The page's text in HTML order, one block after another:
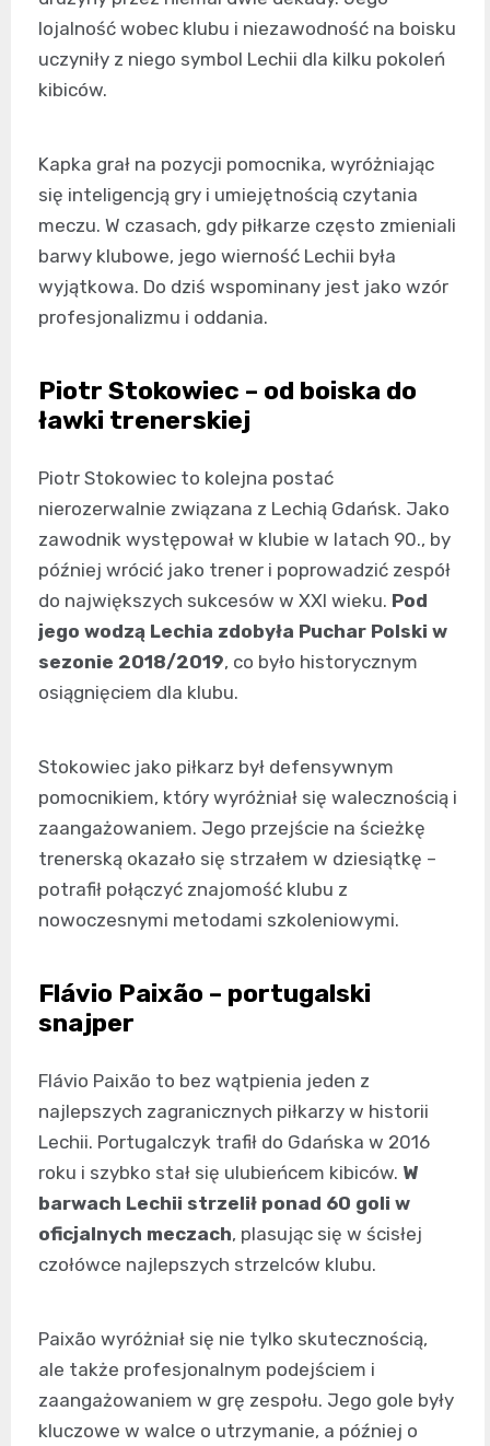
lojalność wobec klubu i niezawodność na boisku
uczyniły z niego symbol Lechii dla kilku pokoleń
kibiców.
Kapka grał na pozycji pomocnika, wyróżniając
się inteligencją gry i umiejętnością czytania
meczu. W czasach, gdy piłkarze często zmieniali
barwy klubowe, jego wierność Lechii była
wyjątkowa. Do dziś wspominany jest jako wzór
profesjonalizmu i oddania.
Piotr Stokowiec – od boiska do
ławki trenerskiej
Piotr Stokowiec to kolejna postać
nierozerwalnie związana z Lechią Gdańsk. Jako
zawodnik występował w klubie w latach 90., by
później wrócić jako trener i poprowadzić zespół
do największych sukcesów w XXI wieku. Pod
jego wodzą Lechia zdobyła Puchar Polski w
sezonie 2018/2019, co było historycznym
osiągnięciem dla klubu.
Stokowiec jako piłkarz był defensywnym
pomocnikiem, który wyróżniał się walecznością i
zaangażowaniem. Jego przejście na ścieżkę
trenerską okazało się strzałem w dziesiątkę –
potrafił połączyć znajomość klubu z
nowoczesnymi metodami szkoleniowymi.
Flávio Paixão – portugalski
snajper
Flávio Paixão to bez wątpienia jeden z
najlepszych zagranicznych piłkarzy w historii
Lechii. Portugalczyk trafił do Gdańska w 2016
roku i szybko stał się ulubieńcem kibiców. W
barwach Lechii strzelił ponad 60 goli w
oficjalnych meczach, plasując się w ścisłej
czołówce najlepszych strzelców klubu.
Paixão wyróżniał się nie tylko skutecznością,
ale także profesjonalnym podejściem i
zaangażowaniem w grę zespołu. Jego gole były
kluczowe w walce o utrzymanie, a później o